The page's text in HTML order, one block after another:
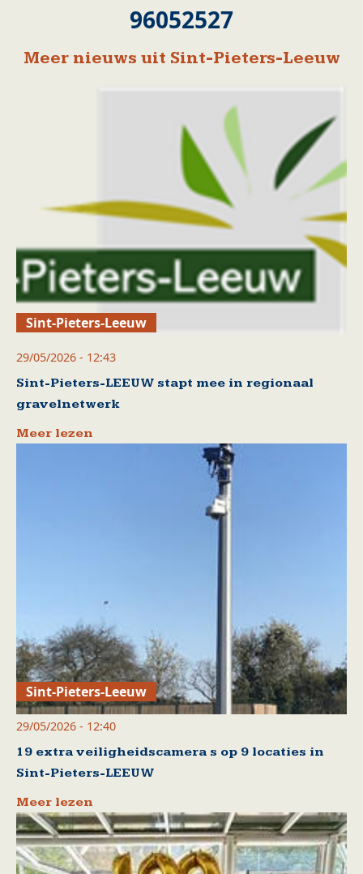
96052527
Meer nieuws uit Sint-Pieters-Leeuw
Sint-Pieters-Leeuw
29/05/2026 - 12:43
Sint-Pieters-LEEUW stapt mee in regionaal
gravelnetwerk
Meer lezen
Sint-Pieters-Leeuw
29/05/2026 - 12:40
19 extra veiligheidscamera s op 9 locaties in
Sint-Pieters-LEEUW
Meer lezen